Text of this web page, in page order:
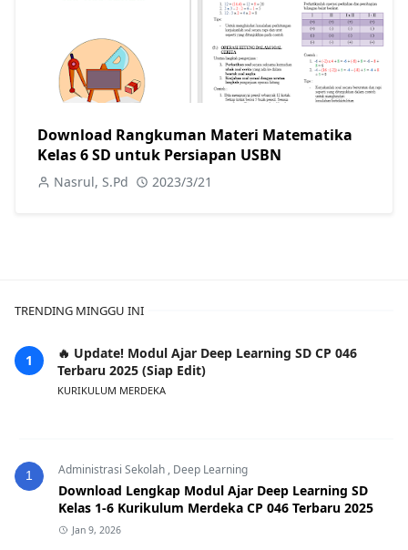
Download Rangkuman Materi Matematika
Kelas 6 SD untuk Persiapan USBN
Nasrul, S.Pd 2023/3/21
TRENDING MINGGU INI
🔥 Update! Modul Ajar Deep Learning SD CP 046
Terbaru 2025 (Siap Edit)
KURIKULUM MERDEKA
1 Administrasi Sekolah , Deep Learning
Download Lengkap Modul Ajar Deep Learning SD
Kelas 1-6 Kurikulum Merdeka CP 046 Terbaru 2025
Jan 9, 2026